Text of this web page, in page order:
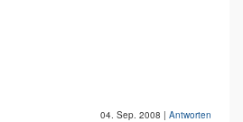
04. Sep. 2008 | Antworten